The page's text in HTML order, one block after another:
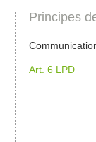
Principes
Art. 6 LPD